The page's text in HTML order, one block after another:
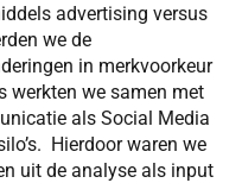
advertising versus
we de
in merkvoorkeur
werkten we samen met
als Social Media
Hierdoor waren we
uit de analyse als input